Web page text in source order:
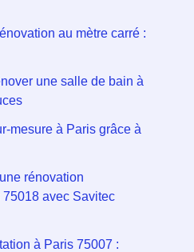
au mètre carré :
une salle de bain à
mesure à Paris grâce à
rénovation
75018 avec Savitec
à Paris 75007 :